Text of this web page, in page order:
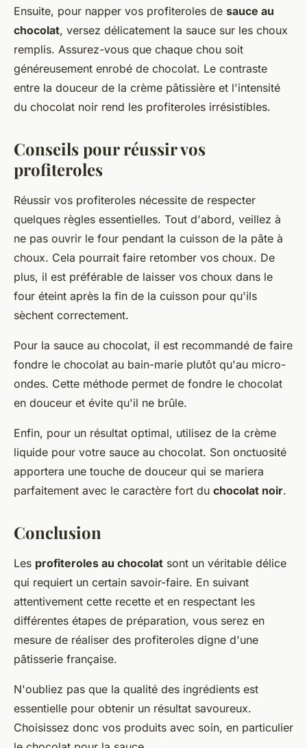
Ensuite, pour napper vos profiteroles de sauce au
chocolat, versez délicatement la sauce sur les choux
remplis. Assurez-vous que chaque chou soit
généreusement enrobé de chocolat. Le contraste
entre la douceur de la crème pâtissière et l'intensité
du chocolat noir rend les profiteroles irrésistibles.
Conseils pour réussir vos
profiteroles
Réussir vos profiteroles nécessite de respecter
quelques règles essentielles. Tout d'abord, veillez à
ne pas ouvrir le four pendant la cuisson de la pâte à
choux. Cela pourrait faire retomber vos choux. De
plus, il est préférable de laisser vos choux dans le
four éteint après la fin de la cuisson pour qu'ils
sèchent correctement.
Pour la sauce au chocolat, il est recommandé de faire
fondre le chocolat au bain-marie plutôt qu'au micro-
ondes. Cette méthode permet de fondre le chocolat
en douceur et évite qu'il ne brûle.
Enfin, pour un résultat optimal, utilisez de la crème
liquide pour votre sauce au chocolat. Son onctuosité
apportera une touche de douceur qui se mariera
parfaitement avec le caractère fort du chocolat noir.
Conclusion
Les profiteroles au chocolat sont un véritable délice
qui requiert un certain savoir-faire. En suivant
attentivement cette recette et en respectant les
différentes étapes de préparation, vous serez en
mesure de réaliser des profiteroles digne d'une
pâtisserie française.
N'oubliez pas que la qualité des ingrédients est
essentielle pour obtenir un résultat savoureux.
Choisissez donc vos produits avec soin, en particulier